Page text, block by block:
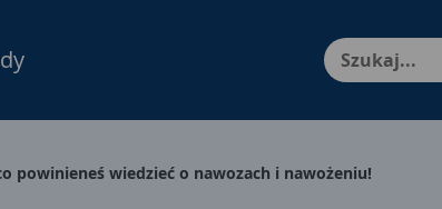
Menu Produktów, nawigacja: Enter
powinieneś wiedzieć o nawozach i nawożeniu!